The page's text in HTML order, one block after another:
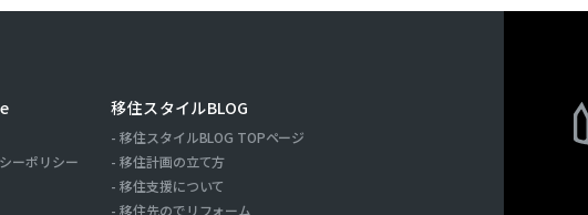
住所，連絡先，支払方法などの登録情報，利用されたサービスや購入さ
それらの代金などに関する情報を表示する目的
ーザーにお知らせや連絡をするためにメールアドレスを利用する場合
送付したり必要に応じて連絡したりするため，氏名や住所などの連絡先
ーポリシー
移住スタイルBLOG
移住スタイルBLOG TOPページ
移住計画の立て方
移住支援について
移住先のでリフォーム